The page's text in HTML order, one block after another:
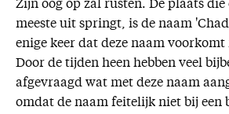
Zijn oog op zal rusten. De plaats
meeste uit springt, is de naam
enige keer dat deze naam voorkomt
Door de tijden heen hebben veel
afgevraagd wat met deze naam
omdat de naam feitelijk niet bij een